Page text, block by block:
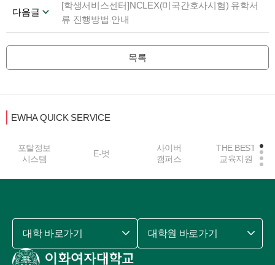
다음글
[학생서비스센터]NCLEX(미국간호사시험) 유학서
류 진행방법 안내
목록
EWHA QUICK SERVICE
포탈정보
시스템
E-벗
사이버
캠퍼스
THE BEST
교육지원
대학 바로가기 대학원 바로가기